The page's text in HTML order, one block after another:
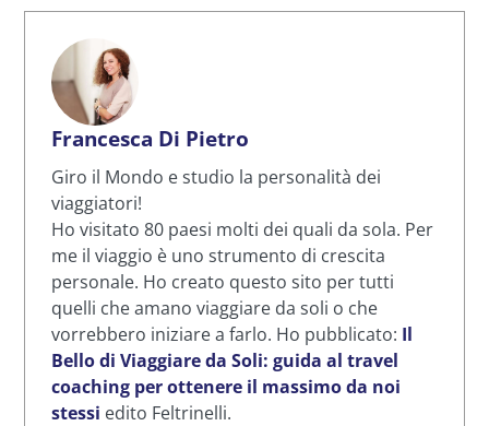
Francesca Di Pietro
Giro il Mondo e studio la personalità dei
viaggiatori!
Ho visitato 80 paesi molti dei quali da sola. Per
me il viaggio è uno strumento di crescita
personale. Ho creato questo sito per tutti
quelli che amano viaggiare da soli o che
vorrebbero iniziare a farlo. Ho pubblicato: Il
Bello di Viaggiare da Soli: guida al travel
coaching per ottenere il massimo da noi
stessi edito Feltrinelli.